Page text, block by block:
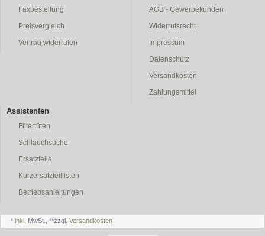
Faxbestellung
Preisvergleich
Vertrag widerrufen
AGB - Gewerbekunden
Widerrufsrecht
Impressum
Datenschutz
Versandkosten
Zahlungsmittel
Assistenten
Filtertüten
Schlauchsuche
Ersatzteile
Kurzersatzteillisten
Betriebsanleitungen
* inkl. MwSt., **zzgl. Versandkosten